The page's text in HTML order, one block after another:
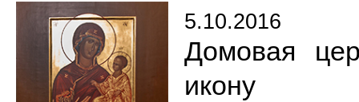
5.10.2016
Домовая
икону